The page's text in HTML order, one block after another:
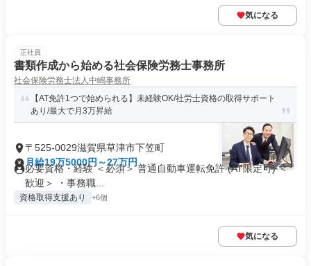
気になる
正社員
書類作成から始める社会保険労務士事務所
社会保険労務士法人中嶋事務所
【AT免許1つで始められる】未経験OK/社労士資格の取得サポート
あり/最大で月3万昇給
〒525-0029滋賀県草津市下笠町
月給19万5000円～27万円
必要資格・経験 ＜必須＞ 普通自動車運転免許 (AT限定可) ＜
歓迎＞ ・事務職...
資格取得支援あり +6個
気になる